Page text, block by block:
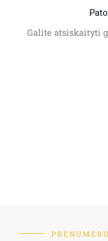
Galite atsiskaityti